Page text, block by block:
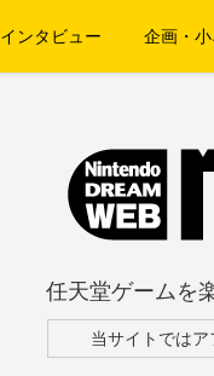
インタビュー 企画・小
任天堂ゲームを
当サイトでは